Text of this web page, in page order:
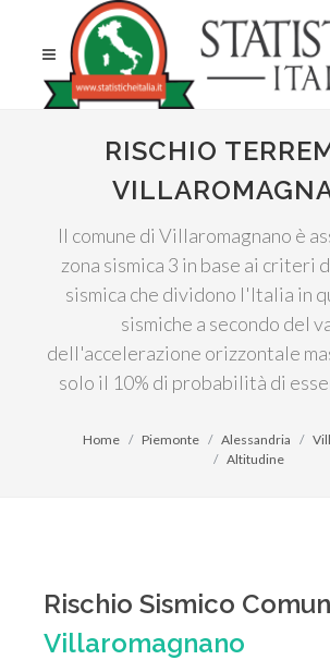
RISCHIO
Il comune di Villaromagnano è
zona sismica 3 in base ai criteri
sismica che dividono l'Italia in
sismiche a secondo del
dell'accelerazione orizzontale
solo il 10% di probabilità di
Home Piemonte Alessandria
Altitudine
Rischio Sismico
Villaromagnano